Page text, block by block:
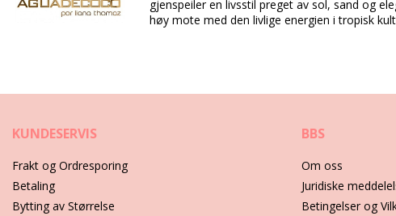
Avdeling: Dame, Bikinibukser
Pakken inneholder: 1 x Bikinibukser (Annet tilbehør er ikke inkludert)
Leverandør referanse: C1242B1445
Retusjerte foto
Ivaretagelses instrusjoner for: Agua de Coco Bottom Bikini
Ønsker du å kunne nyte din nye bikini i et par sesonger? Hvis du gjør
gjenspeiler en livsstil preget av sol, sand og
høy mote med den livlige energien i tropisk
KUNDESERVIS
Frakt og Ordresporing
Betaling
Bytting av Størrelse
BBS
Om oss
Juridiske
Betingelser og